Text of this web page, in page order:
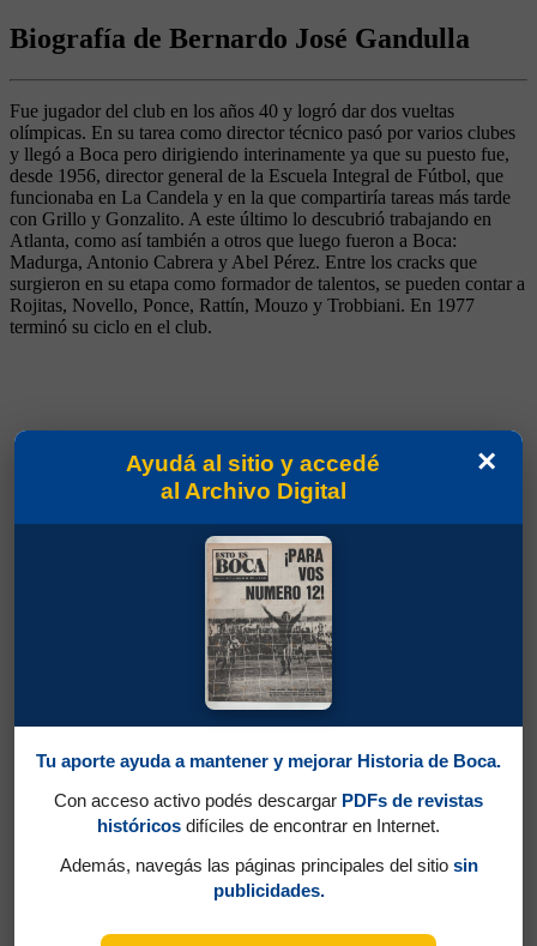
Biografía de Bernardo José Gandulla
Fue jugador del club en los años 40 y logró dar dos vueltas
olímpicas. En su tarea como director técnico pasó por varios clubes
y llegó a Boca pero dirigiendo interinamente ya que su puesto fue,
desde 1956, director general de la Escuela Integral de Fútbol, que
funcionaba en La Candela y en la que compartiría tareas más tarde
con Grillo y Gonzalito. A este último lo descubrió trabajando en
Atlanta, como así también a otros que luego fueron a Boca:
Madurga, Antonio Cabrera y Abel Pérez. Entre los cracks que
surgieron en su etapa como formador de talentos, se pueden contar a
Rojitas, Novello, Ponce, Rattín, Mouzo y Trobbiani. En 1977
terminó su ciclo en el club.
×
Ayudá al sitio y accedé
al Archivo Digital
Tu aporte ayuda a mantener y mejorar Historia de Boca.
Con acceso activo podés descargar PDFs de revistas
históricos difíciles de encontrar en Internet.
Además, navegás las páginas principales del sitio sin
publicidades.